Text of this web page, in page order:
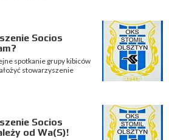
Socios
spotkanie grupy kibiców
stowarzyszenie
Socios
od Wa(S)!